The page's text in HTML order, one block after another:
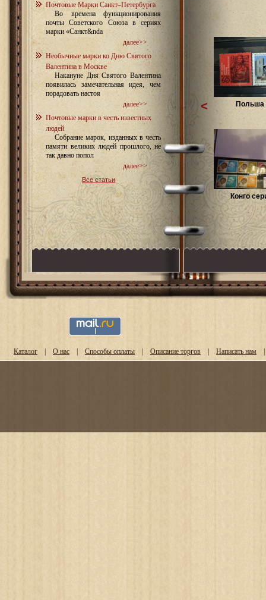
Почтовые Марки Санкт–Петербурга
Во времена функционирования
почты Советского Союза в сериях
марки «Санкт&nda
далее>>
Необычные марки ко Дню Святого
Валентина в Москве
Накануне Дня Святого Валентина
появилась замечательная идея, чем
порадовать настоя
далее>>
Почтовые марки в честь известных
людей
Собрание марок, изданных в честь
памяти великих людей прошлого, не
так давно попол
далее>>
Все статьи
Польша
Конго
<
Каталог | О нас | Способы оплаты | Описание торгов | Написать нам |